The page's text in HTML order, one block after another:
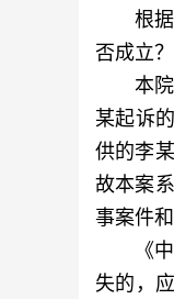
根据
否成立？
本院
某起诉
供的李
故本案
事案件
《中
失的，